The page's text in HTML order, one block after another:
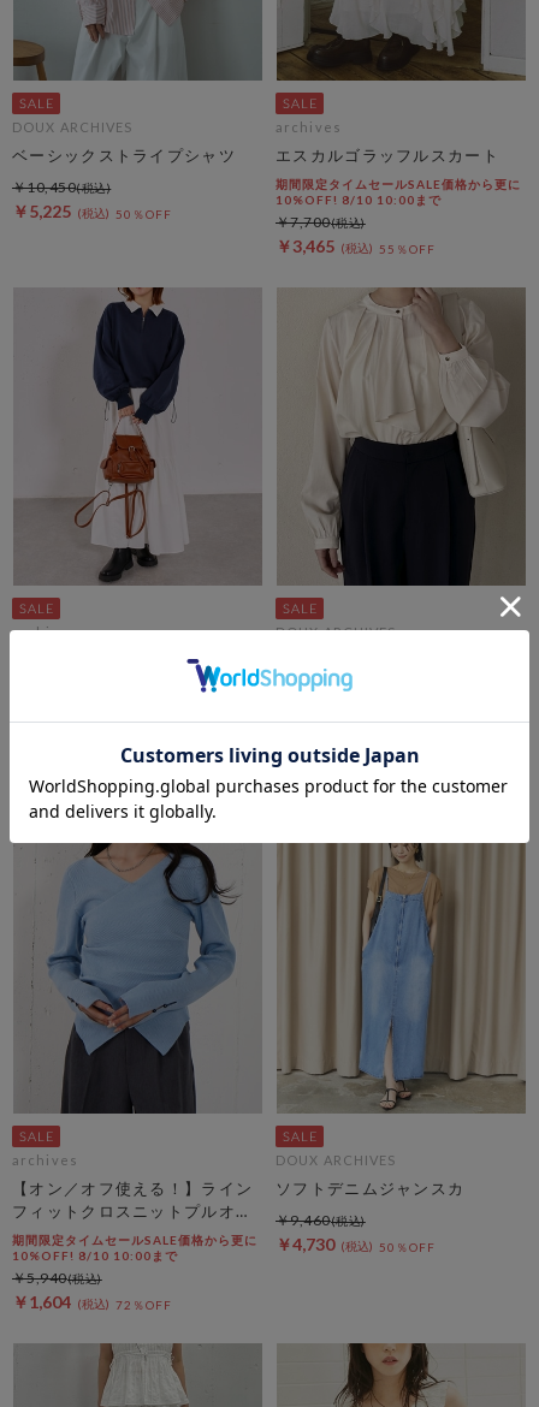
DOUX ARCHIVES
ベーシックストライプシャツ
￥5,225 50％OFF
￥10,450
archives
エスカルゴラッフルスカート
期間限定タイムセールSALE価格から更に
10%OFF! 8/10 10:00まで
￥3,465 55％OFF
￥7,700
archives
ハーフＺＩＰスウェット×キャ
73％OFF
DOUX ARCHIVES
50％OFF
￥8,470
archives
【オン／オフ使える！】ライン
フィットクロスニットプルオー
バー
期間限定タイムセールSALE価格から更に
10%OFF! 8/10 10:00まで
￥1,604 72％OFF
￥5,940
DOUX ARCHIVES
ソフトデニムジャンスカ
￥4,730 50％OFF
￥9,460